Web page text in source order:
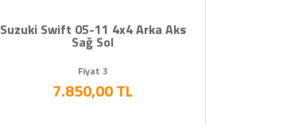
Suzuki Swift 05-11 4x4 Arka Aks
Sağ Sol
Fiyat 3
7.850,00 TL